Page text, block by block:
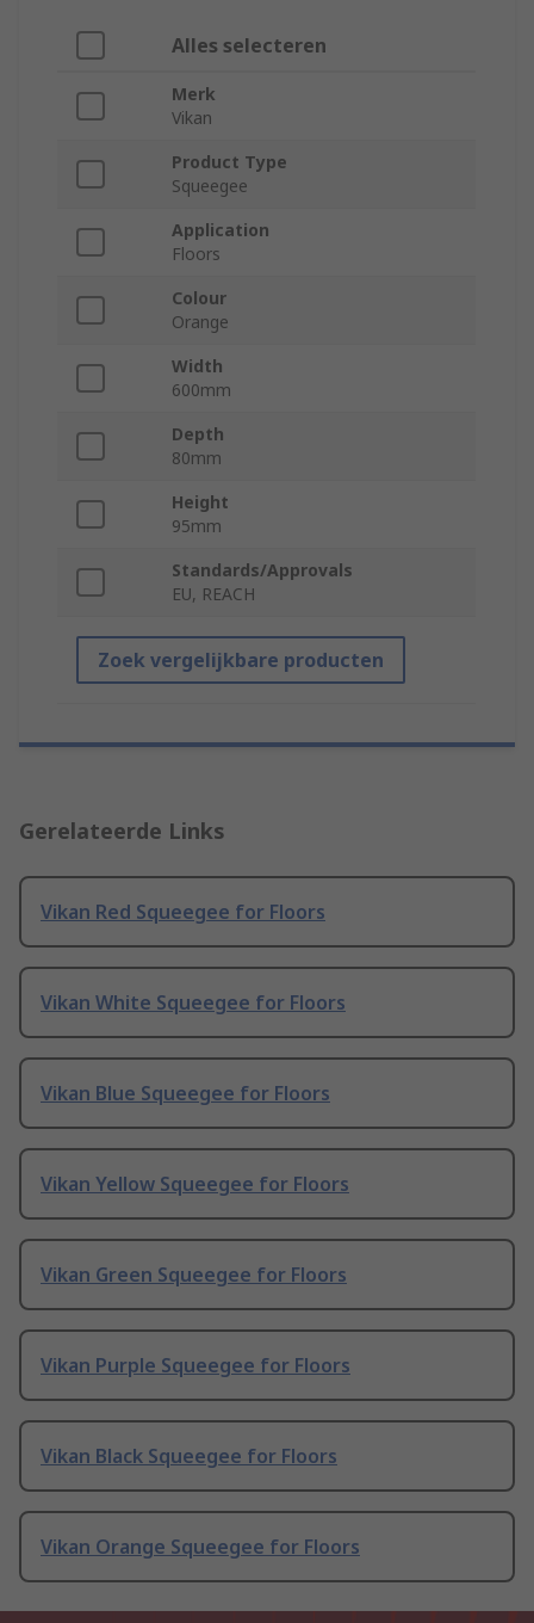
Alles selecteren
Merk
Vikan
Product Type
Squeegee
Application
Floors
Colour
Orange
Width
600mm
Depth
80mm
Height
95mm
Standards/Approvals
EU, REACH
Zoek vergelijkbare producten
Gerelateerde Links
Vikan Red Squeegee for Floors
Vikan White Squeegee for Floors
Vikan Blue Squeegee for Floors
Vikan Yellow Squeegee for Floors
Vikan Green Squeegee for Floors
Vikan Purple Squeegee for Floors
Vikan Black Squeegee for Floors
Vikan Orange Squeegee for Floors